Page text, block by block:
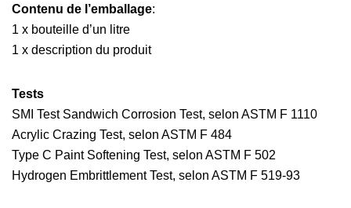
Contenu de l’emballage:
1 x bouteille d’un litre
1 x description du produit
Tests
SMI Test Sandwich Corrosion Test, selon ASTM F 1110
Acrylic Crazing Test, selon ASTM F 484
Type C Paint Softening Test, selon ASTM F 502
Hydrogen Embrittlement Test, selon ASTM F 519-93